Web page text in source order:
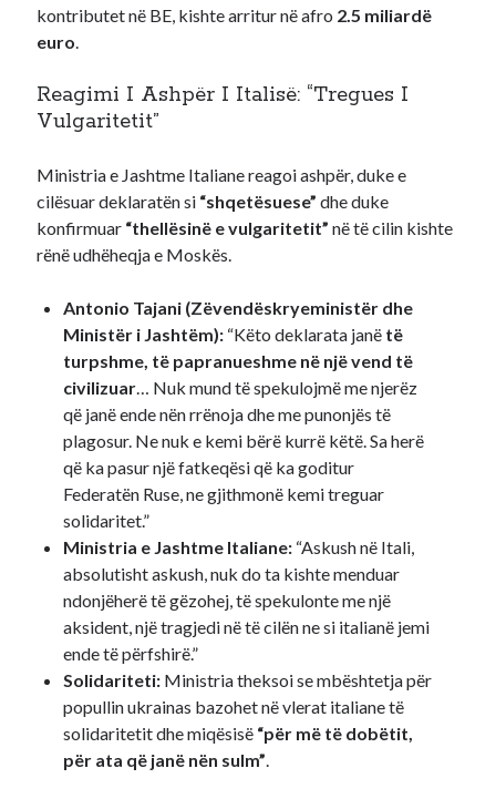
kontributet në BE, kishte arritur në afro 2.5 miliardë
euro.
Reagimi I Ashpër I Italisë: “Tregues I
Vulgaritetit”
Ministria e Jashtme Italiane reagoi ashpër, duke e
cilësuar deklaratën si “shqetësuese” dhe duke
konfirmuar “thellësinë e vulgaritetit” në të cilin kishte
rënë udhëheqja e Moskës.
Antonio Tajani (Zëvendëskryeministër dhe
Ministër i Jashtëm): “Këto deklarata janë të
turpshme, të papranueshme në një vend të
civilizuar… Nuk mund të spekulojmë me njerëz
që janë ende nën rrënoja dhe me punonjës të
plagosur. Ne nuk e kemi bërë kurrë këtë. Sa herë
që ka pasur një fatkeqësi që ka goditur
Federatën Ruse, ne gjithmonë kemi treguar
solidaritet.”
Ministria e Jashtme Italiane: “Askush në Itali,
absolutisht askush, nuk do ta kishte menduar
ndonjëherë të gëzohej, të spekulonte me një
aksident, një tragjedi në të cilën ne si italianë jemi
ende të përfshirë.”
Solidariteti: Ministria theksoi se mbështetja për
popullin ukrainas bazohet në vlerat italiane të
solidaritetit dhe miqësisë “për më të dobëtit,
për ata që janë nën sulm”.